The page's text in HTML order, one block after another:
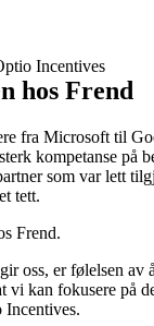
Incentives
hos Frend
fra Microsoft til
kompetanse på
som var lett
tett.
Frend.
oss, er følelsen av
vi kan fokusere på